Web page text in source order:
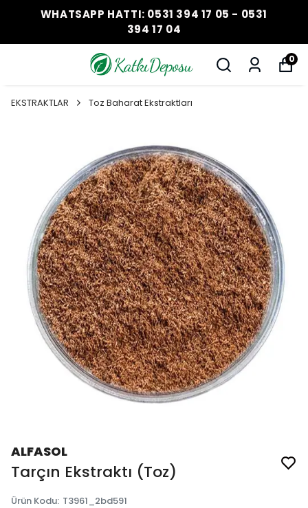
WHATSAPP HATTI: 0531 394 17 05 - 0531
394 17 04
0
EKSTRAKTLAR Toz Baharat Ekstraktları
ALFASOL
Tarçın Ekstraktı (Toz)
Ürün Kodu: T3961_2bd591